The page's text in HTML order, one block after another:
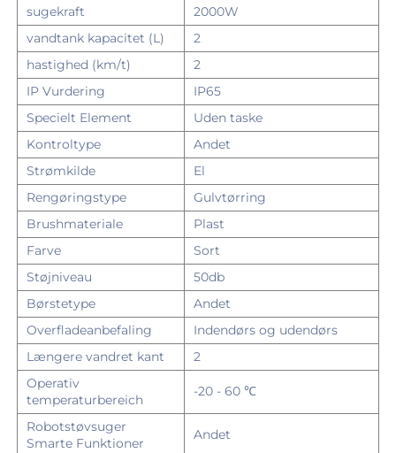
sugekraft
2000W
vandtank kapacitet (L)
2
hastighed (km/t)
2
IP Vurdering
IP65
Specielt Element
Uden taske
Kontroltype
Andet
Strømkilde
El
Rengøringstype
Gulvtørring
Brushmateriale
Plast
Farve
Sort
Støjniveau
50db
Børstetype
Andet
Overfladeanbefaling
Indendørs og udendørs
Længere vandret kant
2
Operativ
temperaturbereich
-20 - 60 ℃
Robotstøvsuger
Smarte Funktioner
Andet